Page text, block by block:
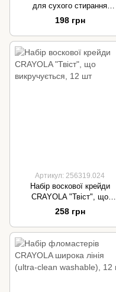
для сухого стирання
(washable), 8 шт 256254.012
198 грн
Артикул: 256319.024
Набір воскової крейди
CRAYOLA "Твіст", що
викручується, 12 шт
258 грн